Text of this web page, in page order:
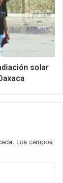
solar
Los campos